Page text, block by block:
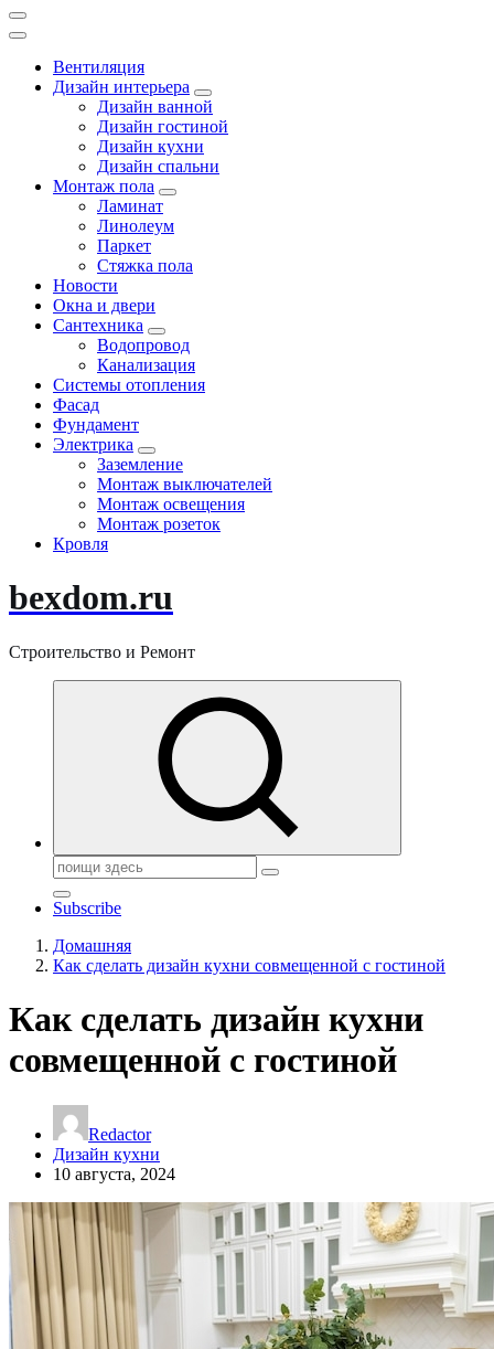
Вентиляция
Дизайн интерьера
Дизайн ванной
Дизайн гостиной
Дизайн кухни
Дизайн спальни
Монтаж пола
Ламинат
Линолеум
Паркет
Стяжка пола
Новости
Окна и двери
Сантехника
Водопровод
Канализация
Системы отопления
Фасад
Фундамент
Электрика
Заземление
Монтаж выключателей
Монтаж освещения
Монтаж розеток
Кровля
bexdom.ru
Строительство и Ремонт
Поиск:
Subscribe
Домашняя
Как сделать дизайн кухни совмещенной с гостиной
Как сделать дизайн кухни
совмещенной с гостиной
Redactor
Дизайн кухни
10 августа, 2024